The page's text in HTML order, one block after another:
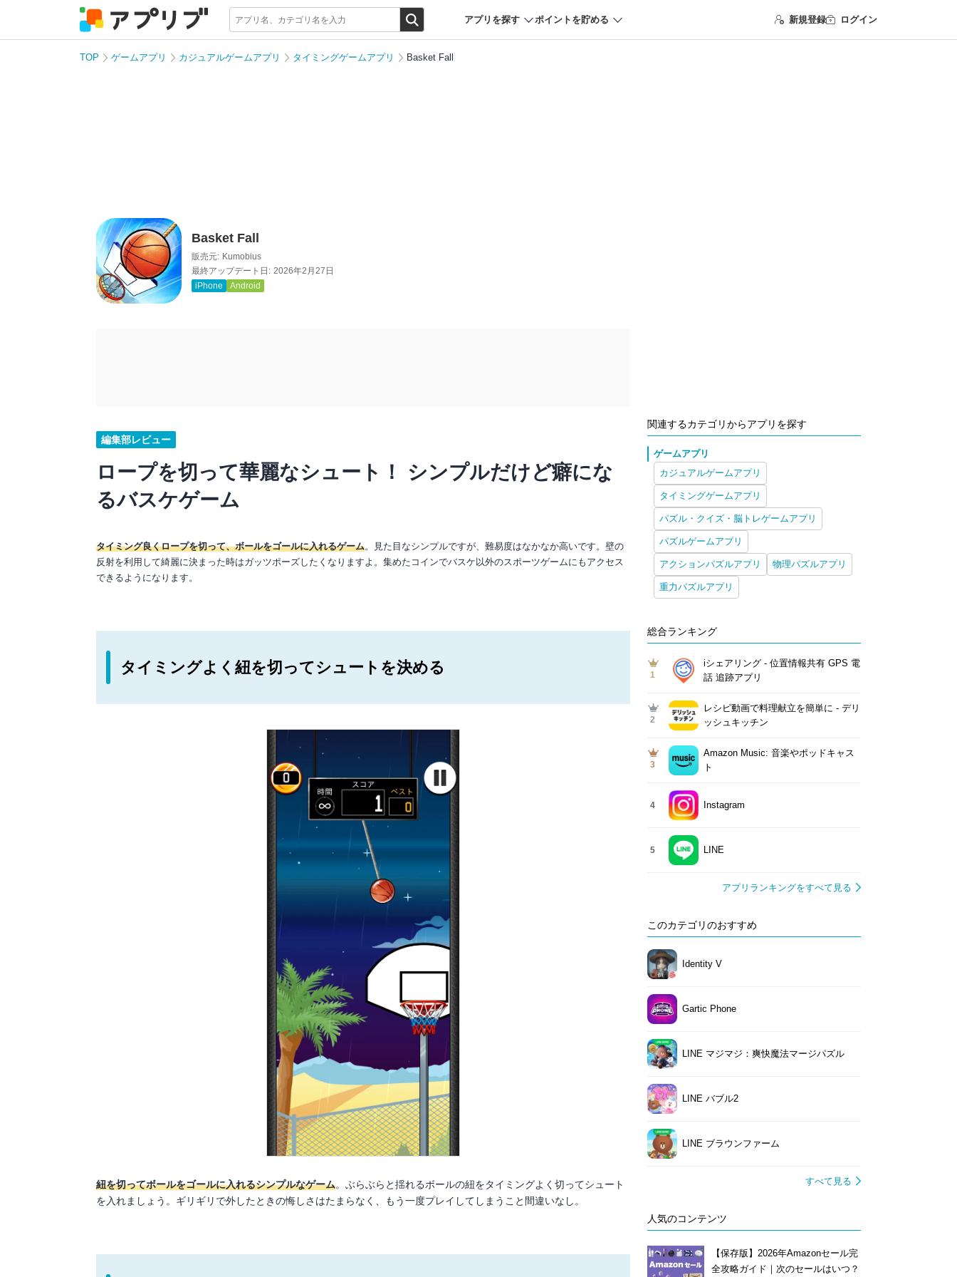
アプリを探す ポイントを貯める 新規登録 ログイン
TOP ゲームアプリ カジュアルゲームアプリ タイミングゲームアプリ Basket Fall
Basket Fall
販売元: Kumobius
最終アップデート日: 2026年2月27日
iPhone
Android
編集部レビュー
ロープを切って華麗なシュート！ シンプルだけど癖にな
るバスケゲーム
タイミング良くロープを切って、ボールをゴールに入れるゲーム。見た目なシンプルですが、難易度はなかなか高いです。壁の
反射を利用して綺麗に決まった時はガッツポーズしたくなりますよ。集めたコインでバスケ以外のスポーツゲームにもアクセス
できるようになります。
タイミングよく紐を切ってシュートを決める
紐を切ってボールをゴールに入れるシンプルなゲーム。ぶらぶらと揺れるボールの紐をタイミングよく切ってシュート
を入れましょう。ギリギリで外したときの悔しさはたまらなく、もう一度プレイしてしまうこと間違いなし。
関連するカテゴリからアプリを探す
ゲームアプリ
カジュアルゲームアプリ
タイミングゲームアプリ
パズル・クイズ・脳トレゲームアプリ
パズルゲームアプリ
アクションパズルアプリ 物理パズルアプリ
重力パズルアプリ
総合ランキング
1
iシェアリング - 位置情報共有 GPS 電
話 追跡アプリ
2
レシピ動画で料理献立を簡単‪に - デリ
ッシュキッチン
3
Amazon Music: 音楽やポッドキャス
ト
4 Instagram
5 LINE
アプリランキングをすべて見る
このカテゴリのおすすめ
Identity V
Gartic Phone
LINE マジマジ：爽快魔法マージパズル
LINE バブル2
LINE ブラウンファーム
すべて見る
人気のコンテンツ
【保存版】2026年Amazonセール完
全攻略ガイド｜次のセールはいつ？